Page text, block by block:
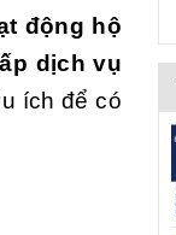
động hộ
dịch vụ
ích để có